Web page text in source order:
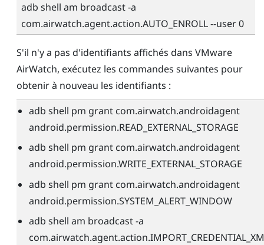
adb shell am broadcast -a
com.airwatch.agent.action.AUTO_ENROLL --user 0
S'il n'y a pas d'identifiants affichés dans VMware
AirWatch, exécutez les commandes suivantes pour
obtenir à nouveau les identifiants :
adb shell pm grant com.airwatch.androidagent
android.permission.READ_EXTERNAL_STORAGE
adb shell pm grant com.airwatch.androidagent
android.permission.WRITE_EXTERNAL_STORAGE
adb shell pm grant com.airwatch.androidagent
android.permission.SYSTEM_ALERT_WINDOW
adb shell am broadcast -a